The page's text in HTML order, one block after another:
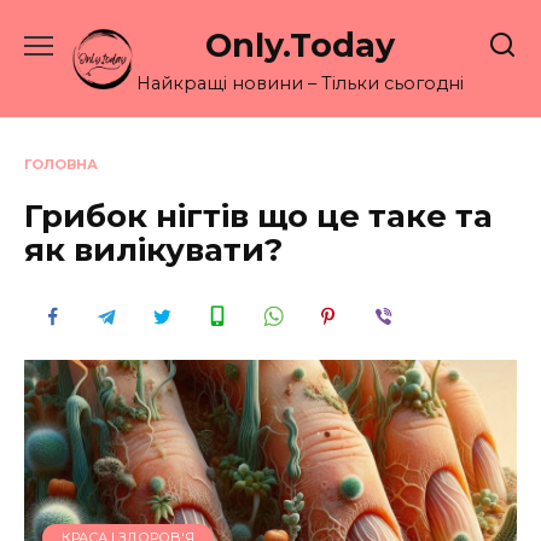
до
Only.Today
Найкращі новини – Тільки сьогодні
ГОЛОВНА
Грибок нігтів що це таке та
як вилікувати?